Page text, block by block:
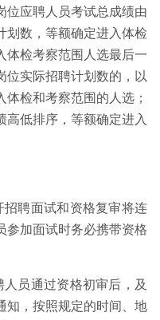
位应聘人员考试总成绩由
划数，等额确定进入体检
体检考察范围人选最后一
位实际招聘计划数的，以
检和考察范围的人选；
高低排序，等额确定进入
聘面试和资格复审将连
参加面试时务必携带资格
员通过资格初审后，及
知，按照规定的时间、地